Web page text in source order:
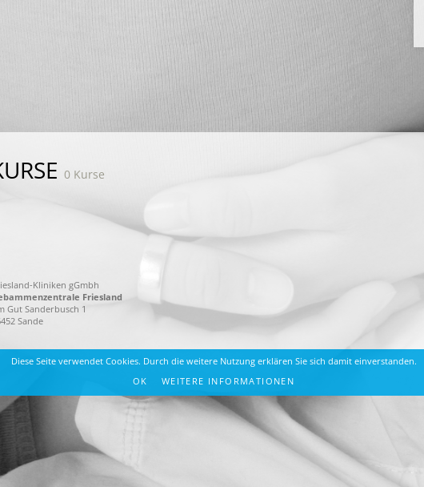
0 Kurse
Kliniken gGmbh
Friesland
Gut Sanderbusch 1
Sande
Diese Seite verwendet Cookies. Durch die weitere Nutzung erklären Sie sich damit einverstanden.
OK
WEITERE INFORMATIONEN